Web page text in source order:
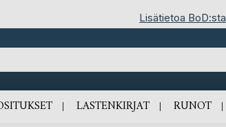
Lisätietoa BoD:sta
LASTENKIRJAT RUNOT